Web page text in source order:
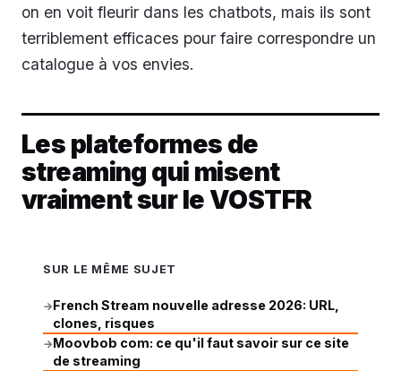
on en voit fleurir dans les chatbots, mais ils sont
terriblement efficaces pour faire correspondre un
catalogue à vos envies.
Les plateformes de
streaming qui misent
vraiment sur le VOSTFR
SUR LE MÊME SUJET
→French Stream nouvelle adresse 2026: URL,
clones, risques
→Moovbob com: ce qu'il faut savoir sur ce site
de streaming